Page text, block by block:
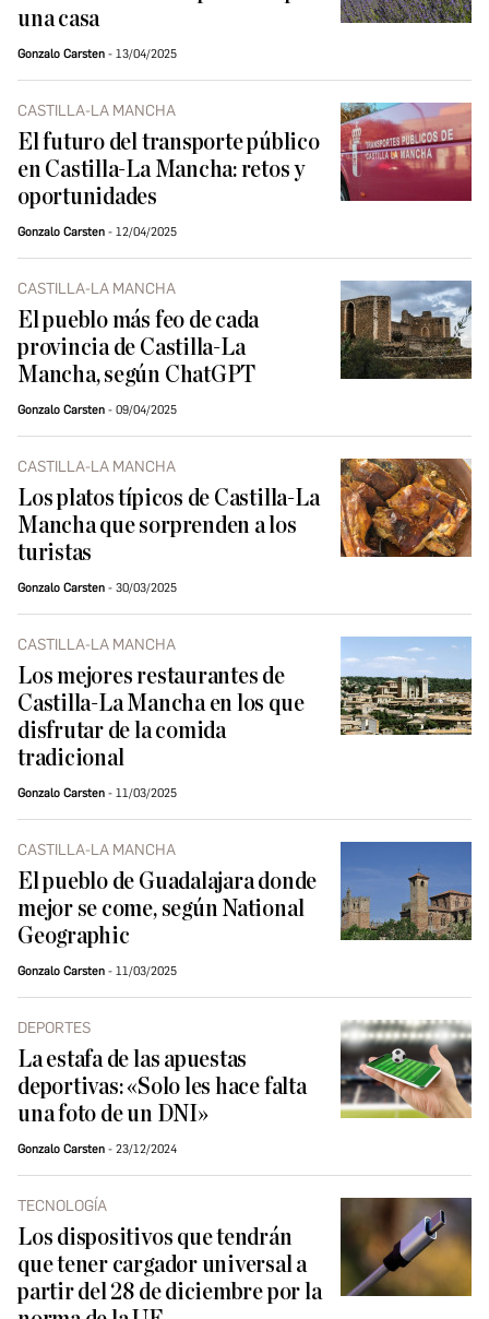
una casa
Gonzalo Carsten 13/04/2025
CASTILLA-LA MANCHA
El futuro del transporte público
en Castilla-La Mancha: retos y
oportunidades
Gonzalo Carsten 12/04/2025
CASTILLA-LA MANCHA
El pueblo más feo de cada
provincia de Castilla-La
Mancha, según ChatGPT
Gonzalo Carsten 09/04/2025
CASTILLA-LA MANCHA
Los platos típicos de Castilla-La
Mancha que sorprenden a los
turistas
Gonzalo Carsten 30/03/2025
CASTILLA-LA MANCHA
Los mejores restaurantes de
Castilla-La Mancha en los que
disfrutar de la comida
tradicional
Gonzalo Carsten 11/03/2025
CASTILLA-LA MANCHA
El pueblo de Guadalajara donde
mejor se come, según National
Geographic
Gonzalo Carsten 11/03/2025
DEPORTES
La estafa de las apuestas
deportivas: «Solo les hace falta
una foto de un DNI»
Gonzalo Carsten 23/12/2024
TECNOLOGÍA
Los dispositivos que tendrán
que tener cargador universal a
partir del 28 de diciembre por la